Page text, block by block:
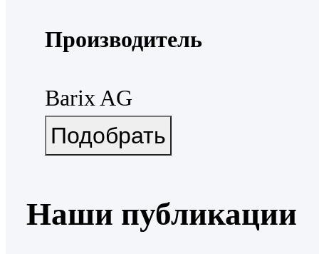
Производитель
Barix AG
Наши публикации